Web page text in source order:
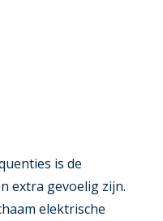
is de
extra gevoelig zijn.
elektrische